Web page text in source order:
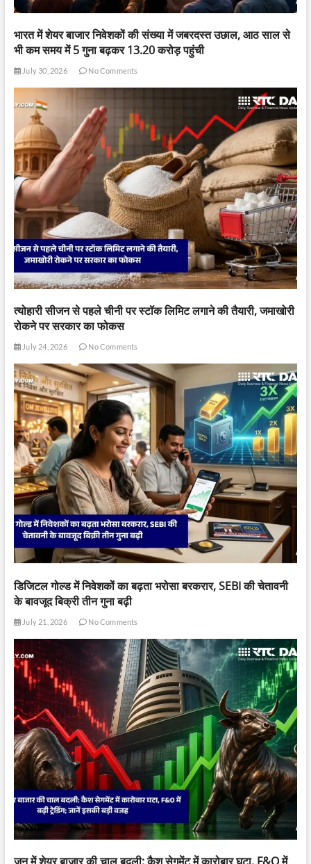
भारत में शेयर बाजार निवेशकों की संख्या में जबरदस्त उछाल, आठ साल से
भी कम समय में 5 गुना बढ़कर 13.20 करोड़ पहुंची
July 30, 2026 No Comments
त्योहारी सीजन से पहले चीनी पर स्टॉक लिमिट लगाने की तैयारी, जमाखोरी
रोकने पर सरकार का फोकस
July 24, 2026 No Comments
डिजिटल गोल्ड में निवेशकों का बढ़ता भरोसा बरकरार, SEBI की चेतावनी
के बावजूद बिक्री तीन गुना बढ़ी
July 21, 2026 No Comments